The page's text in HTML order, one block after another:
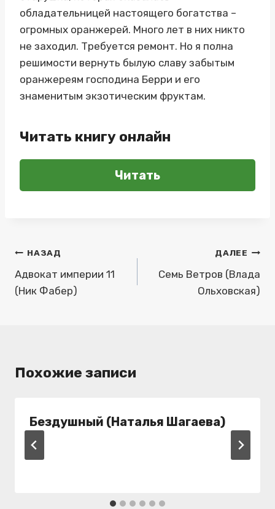
обладательницей настоящего богатства –
огромных оранжерей. Много лет в них никто
не заходил. Требуется ремонт. Но я полна
решимости вернуть былую славу забытым
оранжереям господина Берри и его
знаменитым экзотическим фруктам.
Читать книгу онлайн
Читать
Навигация
по
записям
НАЗАД
Адвокат империи 11
(Ник Фабер)
ДАЛЕЕ
Семь Ветров (Влада
Ольховская)
Похожие записи
Бездушный (Наталья Шагаева)